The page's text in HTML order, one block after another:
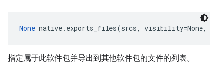
None native.exports_files(srcs, visibility=None,
指定属于此软件包并导出到其他软件包的文件的列表。